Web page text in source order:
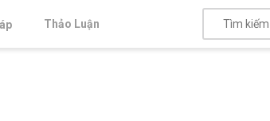
Thảo Luận